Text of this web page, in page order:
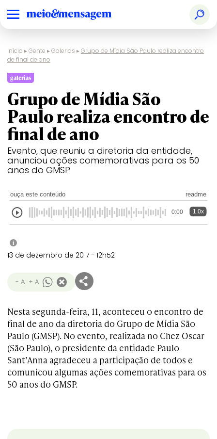
Início ▸Gente ▸Galerias ▸Grupo de Mídia São Paulo realiza encontro
de final de ano
galerias
Grupo de Mídia São
Paulo realiza encontro de
final de ano
Evento, que reuniu a diretoria da entidade,
anunciou ações comemorativas para os 50
anos do GMSP
ouça este conteúdo readme
0:00 1.0x
i
13 de dezembro de 2017 - 12h52
- A + A
Nesta segunda-feira, 11, aconteceu o encontro de
final de ano da diretoria do Grupo de Mídia São
Paulo (GMSP). No evento, realizada no Chez Oscar
(São Paulo), o presidente da entidade Paulo
Sant’Anna agradeceu a participação de todos e
comunicou algumas ações comemorativas para os
50 anos do GMSP.